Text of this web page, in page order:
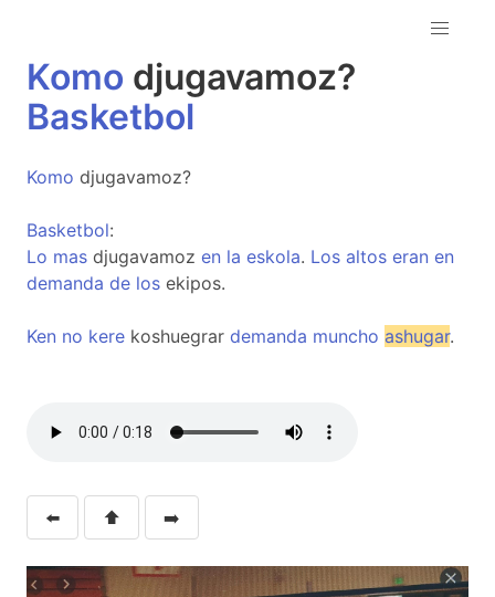
Komo djugavamoz?
Basketbol
Komo djugavamoz?
Basketbol:
Lo mas djugavamoz en la eskola. Los altos eran en
demanda de los ekipos.
Ken no kere koshuegrar demanda muncho ashugar.
⬅️ ⬆️ ➡️